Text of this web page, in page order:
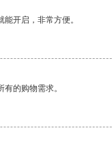
开启，非常方便。
的购物需求。